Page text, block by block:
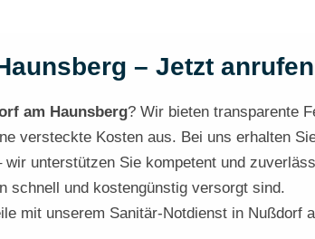
– Jetzt
am Haunsberg? Wir bieten transparente
versteckte Kosten aus. Bei uns erhalten
unterstützen Sie kompetent und
schnell und kostengünstig versorgt sind.
mit unserem Sanitär-Notdienst in Nußdorf